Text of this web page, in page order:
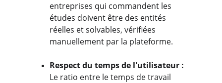
entreprises qui commandent les
études doivent être des entités
réelles et solvables, vérifiées
manuellement par la plateforme.
Respect du temps de l'utilisateur :
Le ratio entre le temps de travail